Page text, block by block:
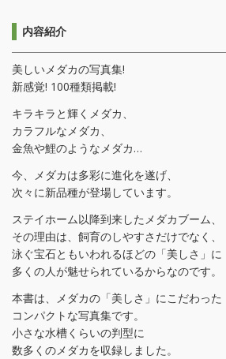
内容紹介
美しいメダカの写真集!
新感覚! 100種類掲載!
キラキラと輝くメダカ、
カラフルなメダカ、
金魚や鯉のようなメダカ…
今、メダカは多彩に進化を遂げ、
次々に新品種が登場しています。
ステイホーム以降到来したメダカブーム、
その理由は、飼育のしやすさだけでなく、
泳ぐ宝石ともいわれるほどの「美しさ」に
多くの人が魅せられているからなのです。
本書は、メダカの「美しさ」にこだわった
コンパクトな写真集です。
小さな水槽くらいの判型に
数多くのメダカを収録しました。